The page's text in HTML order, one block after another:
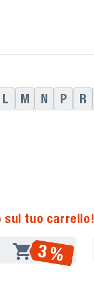
L M N P R
sul tuo carrello!
3 %